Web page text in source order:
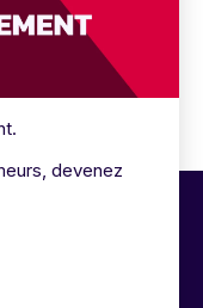
devenez